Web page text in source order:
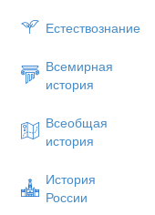
Естествознание
Всемирная
история
Всеобщая
история
История
России